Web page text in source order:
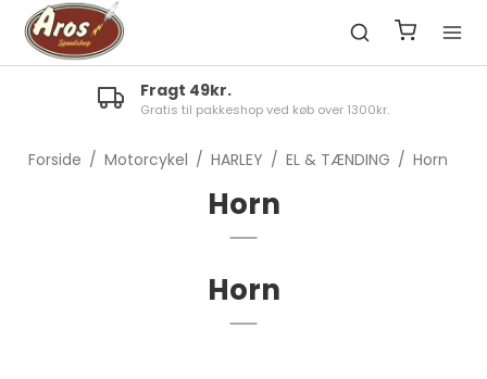
Fragt 49kr.
Gratis til pakkeshop ved køb over 1300kr.
Forside / Motorcykel / HARLEY / EL & TÆNDING / Horn
Horn
Horn